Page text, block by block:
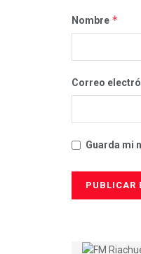
Nombre *
Correo
Guarda mi